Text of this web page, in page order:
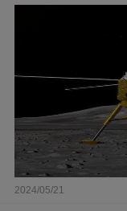
2024/05/21